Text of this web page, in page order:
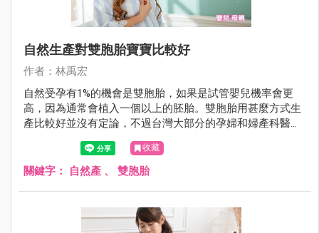
自然生產對雙胞胎寶寶比較好
作者：林禹宏
自然受孕有1%的機會是雙胞胎，如果是試管嬰兒機率會更
高，因為通常會植入一個以上的胚胎。雙胞胎用甚麼方式生
產比較好並沒有定論，不過台灣大部分的孕婦和婦產科醫師
都認為剖腹產比較安全，所以大部份的雙胞胎孕婦會選擇剖
腹產。不過2017年6月的美國婦產科學會期刊（Obstetrics
and Gynecology）有一項研究發現，雙胞胎自然生產的併發
收藏
關鍵字： 自然產 、 雙胞胎